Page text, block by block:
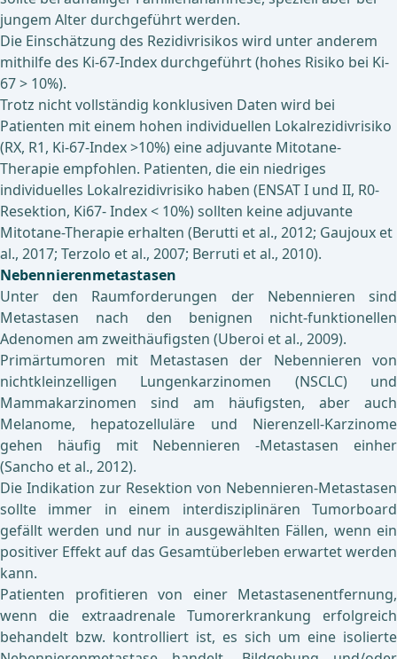
jungem Alter durchgeführt werden.
Die Einschätzung des Rezidivrisikos wird unter anderem
mithilfe des Ki-67-Index durchgeführt (hohes Risiko bei Ki-
67 > 10%).
Trotz nicht vollständig konklusiven Daten wird bei
Patienten mit einem hohen individuellen Lokalrezidivrisiko
(RX, R1, Ki-67-Index >10%) eine adjuvante Mitotane-
Therapie empfohlen. Patienten, die ein niedriges
individuelles Lokalrezidivrisiko haben (ENSAT I und II, R0-
Resektion, Ki67- Index < 10%) sollten keine adjuvante
Mitotane-Therapie erhalten (Berutti et al., 2012; Gaujoux et
al., 2017; Terzolo et al., 2007; Berruti et al., 2010).
Nebennierenmetastasen
Unter den Raumforderungen der Nebennieren sind
Metastasen nach den benignen nicht-funktionellen
Adenomen am zweithäufigsten (Uberoi et al., 2009).
Primärtumoren mit Metastasen der Nebennieren von
nichtkleinzelligen Lungenkarzinomen (NSCLC) und
Mammakarzinomen sind am häufigsten, aber auch
Melanome, hepatozelluläre und Nierenzell-Karzinome
gehen häufig mit Nebennieren -Metastasen einher
(Sancho et al., 2012).
Die Indikation zur Resektion von Nebennieren-Metastasen
sollte immer in einem interdisziplinären Tumorboard
gefällt werden und nur in ausgewählten Fällen, wenn ein
positiver Effekt auf das Gesamtüberleben erwartet werden
kann.
Patienten profitieren von einer Metastasenentfernung,
wenn die extraadrenale Tumorerkrankung erfolgreich
behandelt bzw. kontrolliert ist, es sich um eine isolierte